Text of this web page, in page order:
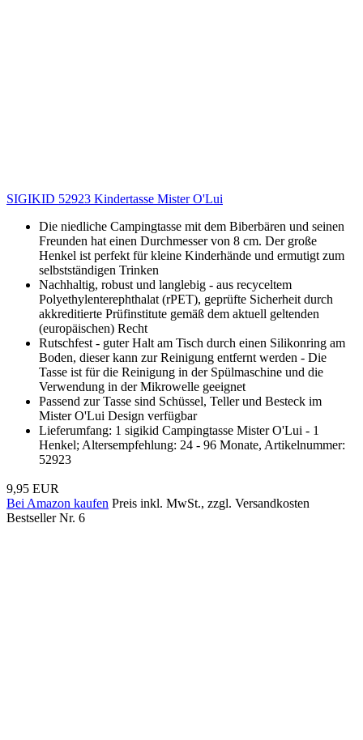
SIGIKID 52923 Kindertasse Mister O'Lui
Die niedliche Campingtasse mit dem Biberbären und seinen
Freunden hat einen Durchmesser von 8 cm. Der große
Henkel ist perfekt für kleine Kinderhände und ermutigt zum
selbstständigen Trinken
Nachhaltig, robust und langlebig - aus recyceltem
Polyethylenterephthalat (rPET), geprüfte Sicherheit durch
akkreditierte Prüfinstitute gemäß dem aktuell geltenden
(europäischen) Recht
Rutschfest - guter Halt am Tisch durch einen Silikonring am
Boden, dieser kann zur Reinigung entfernt werden - Die
Tasse ist für die Reinigung in der Spülmaschine und die
Verwendung in der Mikrowelle geeignet
Passend zur Tasse sind Schüssel, Teller und Besteck im
Mister O'Lui Design verfügbar
Lieferumfang: 1 sigikid Campingtasse Mister O'Lui - 1
Henkel; Altersempfehlung: 24 - 96 Monate, Artikelnummer:
52923
9,95 EUR
Bei Amazon kaufen Preis inkl. MwSt., zzgl. Versandkosten
Bestseller Nr. 6